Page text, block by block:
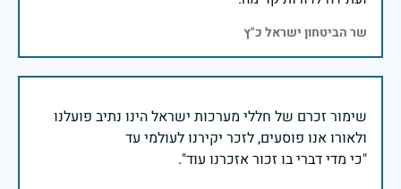
שר הביטחון ישראל כ"ץ
שימור זכרם של חללי מערכות ישראל הינו נתיב פועלנו